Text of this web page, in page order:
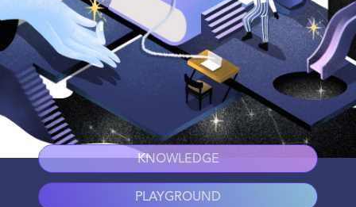
KNOWLEDGE
PLAYGROUND